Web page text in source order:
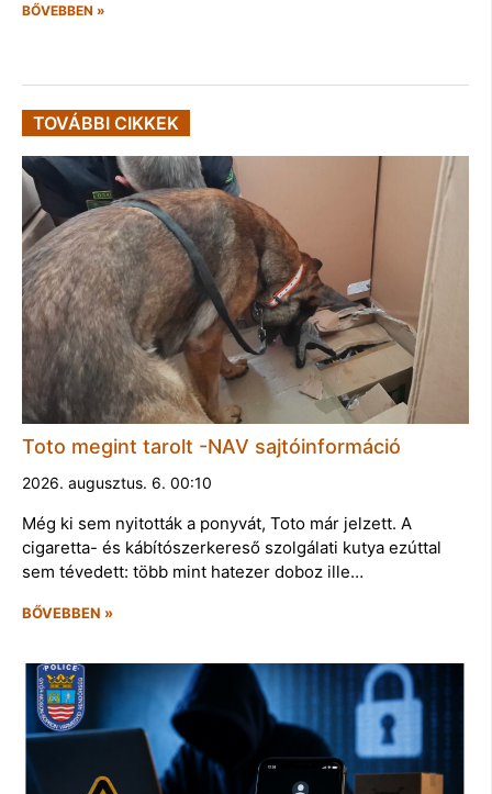
BŐVEBBEN »
TOVÁBBI CIKKEK
Toto megint tarolt -NAV sajtóinformáció
2026. augusztus. 6. 00:10
Még ki sem nyitották a ponyvát, Toto már jelzett. A
cigaretta- és kábítószerkereső szolgálati kutya ezúttal
sem tévedett: több mint hatezer doboz ille…
BŐVEBBEN »